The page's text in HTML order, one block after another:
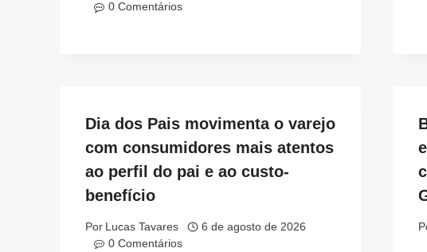
0 Comentários
Dia dos Pais movimenta o varejo
com consumidores mais atentos
ao perfil do pai e ao custo-
benefício
Por Lucas Tavares
6 de agosto de 2026
0 Comentários